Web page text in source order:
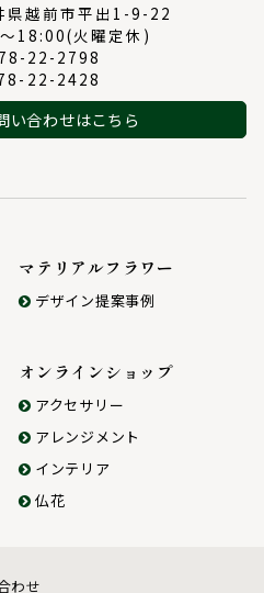
越前市平出1-9-22
18:00(火曜定休)
22-2798
22-2428
い合わせはこちら
マテリアルフラワー
デザイン提案事例
オンラインショップ
アクセサリー
アレンジメント
インテリア
仏花
わせ